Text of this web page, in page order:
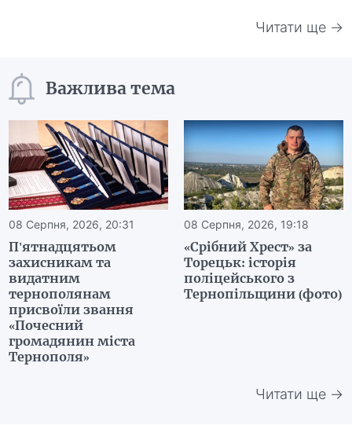
Читати ще →
Важлива тема
08 Серпня, 2026, 20:31
П'ятнадцятьом
захисникам та
видатним
тернополянам
присвоїли звання
«Почесний
громадянин міста
Тернополя»
08 Серпня, 2026, 19:18
«Срібний Хрест» за
Торецьк: історія
поліцейського з
Тернопільщини (фото)
Читати ще →